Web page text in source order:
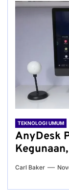
TEKNOLOGI UMUM
AnyDesk
Carl Baker